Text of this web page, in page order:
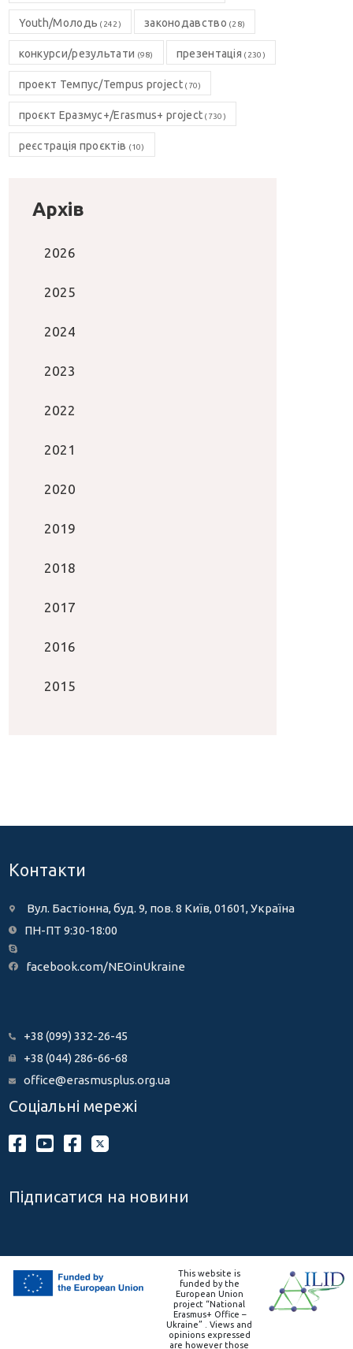
Youth/Молодь (242) законодавство (28)
конкурси/результати (98) презентація (230)
проект Темпус/Tempus project(70)
проєкт Еразмус+/Erasmus+ project (730)
реєстрація проєктів (10)
Архів
2026
2025
2024
2023
2022
2021
2020
2019
2018
2017
2016
2015
Контакти
Вул. Бастіонна, буд. 9, пов. 8 Київ, 01601, Україна
ПН-ПТ 9:30-18:00
facebook.com/NEOinUkraine
+38 (099) 332-26-45
+38 (044) 286-66-68
office@erasmusplus.org.ua
Соціальні мережі
Підписатися на новини
This website is
funded by the
European Union
project “National
Erasmus+ Office –
Ukraine” . Views and
opinions expressed
are however those